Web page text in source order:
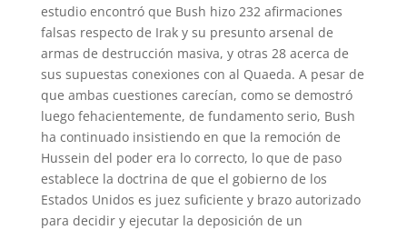
estudio encontró que Bush hizo 232 afirmaciones
falsas respecto de Irak y su presunto arsenal de
armas de destrucción masiva, y otras 28 acerca de
sus supuestas conexiones con al Quaeda. A pesar de
que ambas cuestiones carecían, como se demostró
luego fehacientemente, de fundamento serio, Bush
ha continuado insistiendo en que la remoción de
Hussein del poder era lo correcto, lo que de paso
establece la doctrina de que el gobierno de los
Estados Unidos es juez suficiente y brazo autorizado
para decidir y ejecutar la deposición de un